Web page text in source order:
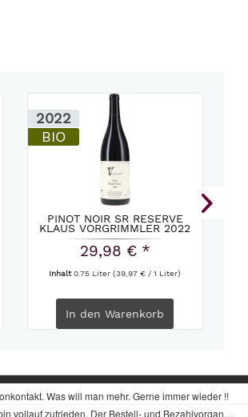
2022
BIO
PINOT NOIR SR RESERVE
KLAUS VORGRIMMLER 2022
29,98 € *
Inhalt0.75 Liter(39,97 € / 1 Liter)
In den Warenkorb